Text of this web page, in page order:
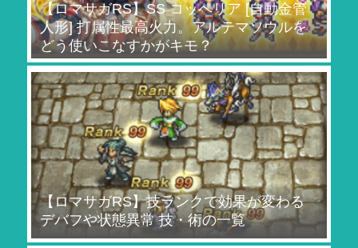
【ロマサガRS】SS コッペリア [自動金管
人形] 打属性最高火力。アルテマソウルを
どう使いこなすかがキモ？
【ロマサガRS】技ランクで効果が変わる
デバフや状態異常 技・術の一覧